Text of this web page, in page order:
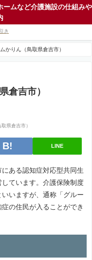
ームなど介護施設の仕組みや
かりん（鳥取県倉吉市）
倉吉市）
LINE
ある認知症対応型共同生
ています。介護保険制度
いいますが、通称「グルー
の住民が入ることができ